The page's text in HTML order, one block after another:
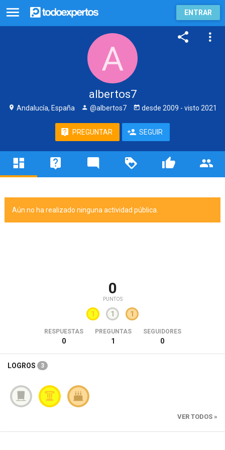
ENTRAR
albertos7
Andalucía, España @albertos7 desde 2009 - visto 2021
PREGUNTAR SEGUIR
Aún no ha realizado ninguna actividad pública.
0
PUNTOS
1 1 1
RESPUESTAS
0
PREGUNTAS
1
SEGUIDORES
0
LOGROS 3
VER TODOS »